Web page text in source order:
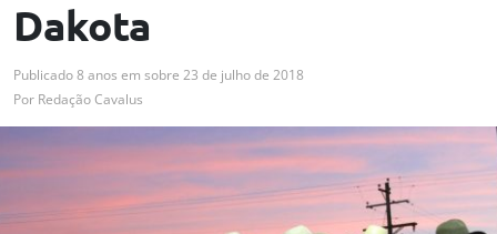
Dakota
Publicado8 anos em sobre 23 de julho de 2018
Por Redação Cavalus